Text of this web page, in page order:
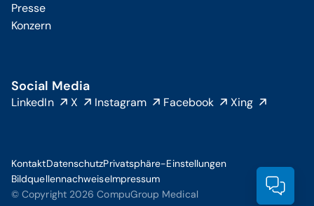
Presse
Konzern
Social Media
LinkedIn X Instagram Facebook Xing
© Copyright 2026 CompuGroup Medical
KontaktDatenschutzPrivatsphäre-Einstellungen
BildquellennachweiseImpressum